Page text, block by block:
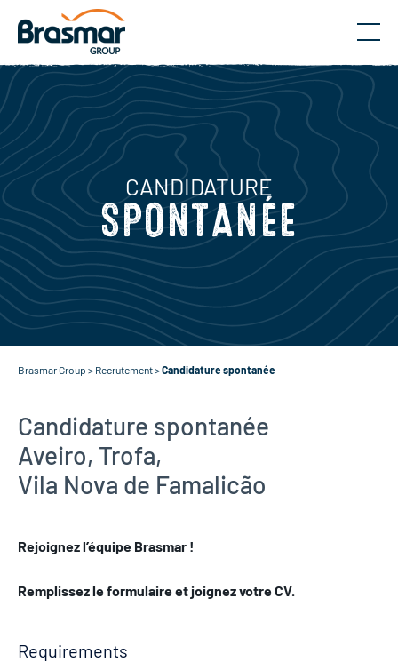
CANDIDATURE
SPONTANÉE
Brasmar Group > Recrutement>Candidature spontanée
Candidature spontanée
Aveiro, Trofa,
Vila Nova de Famalicão
Rejoignez l’équipe Brasmar !
Remplissez le formulaire et joignez votre CV.
Requirements